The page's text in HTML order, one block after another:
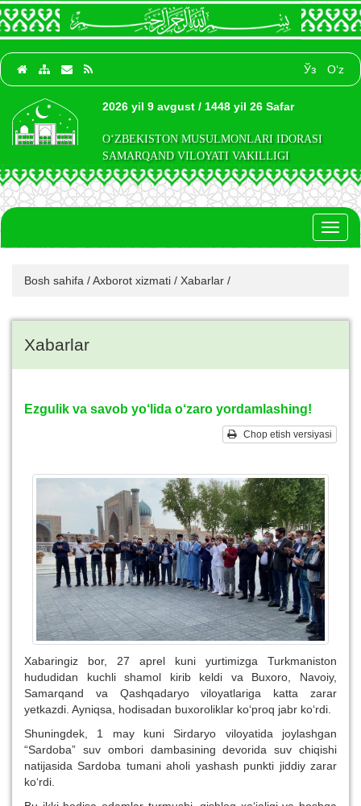
Ўз O‘z
2026 yil 9 avgust / 1448 yil 26 Safar
O‘ZBEKISTON MUSULMONLARI IDORASI
SAMARQAND VILOYATI VAKILLIGI
Bosh sahifa /Axborot xizmati / Xabarlar /
Xabarlar
Ezgulik va savob yo‘lida o‘zaro yordamlashing!
Chop etish versiyasi
Xabaringiz bor, 27 aprel kuni yurtimizga Turkmaniston
hududidan kuchli shamol kirib keldi va Buxoro, Navoiy,
Samarqand va Qashqadaryo viloyatlariga katta zarar
yetkazdi. Ayniqsa, hodisadan buxoroliklar ko‘proq jabr ko‘rdi.
Shuningdek, 1 may kuni Sirdaryo viloyatida joylashgan
“Sardoba” suv ombori dambasining devorida suv chiqishi
natijasida Sardoba tumani aholi yashash punkti jiddiy zarar
ko‘rdi.